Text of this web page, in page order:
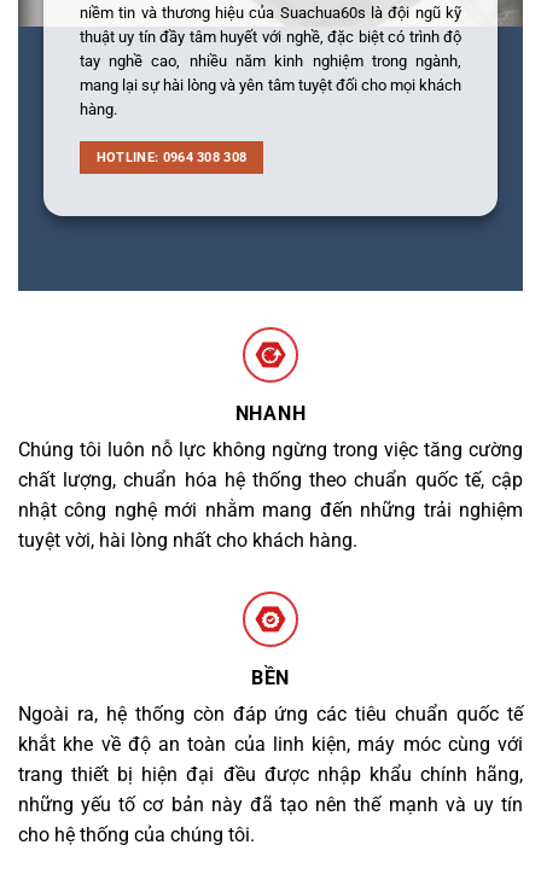
niềm tin và thương hiệu của Suachua60s là đội ngũ kỹ
thuật uy tín đầy tâm huyết với nghề, đặc biệt có trình độ
tay nghề cao, nhiều năm kinh nghiệm trong ngành,
mang lại sự hài lòng và yên tâm tuyệt đối cho mọi khách
hàng.
HOTLINE: 0964 308 308
NHANH
Chúng tôi luôn nỗ lực không ngừng trong việc tăng cường
chất lượng, chuẩn hóa hệ thống theo chuẩn quốc tế, cập
nhật công nghệ mới nhằm mang đến những trải nghiệm
tuyệt vời, hài lòng nhất cho khách hàng.
BỀN
Ngoài ra, hệ thống còn đáp ứng các tiêu chuẩn quốc tế
khắt khe về độ an toàn của linh kiện, máy móc cùng với
trang thiết bị hiện đại đều được nhập khẩu chính hãng,
những yếu tố cơ bản này đã tạo nên thế mạnh và uy tín
cho hệ thống của chúng tôi.